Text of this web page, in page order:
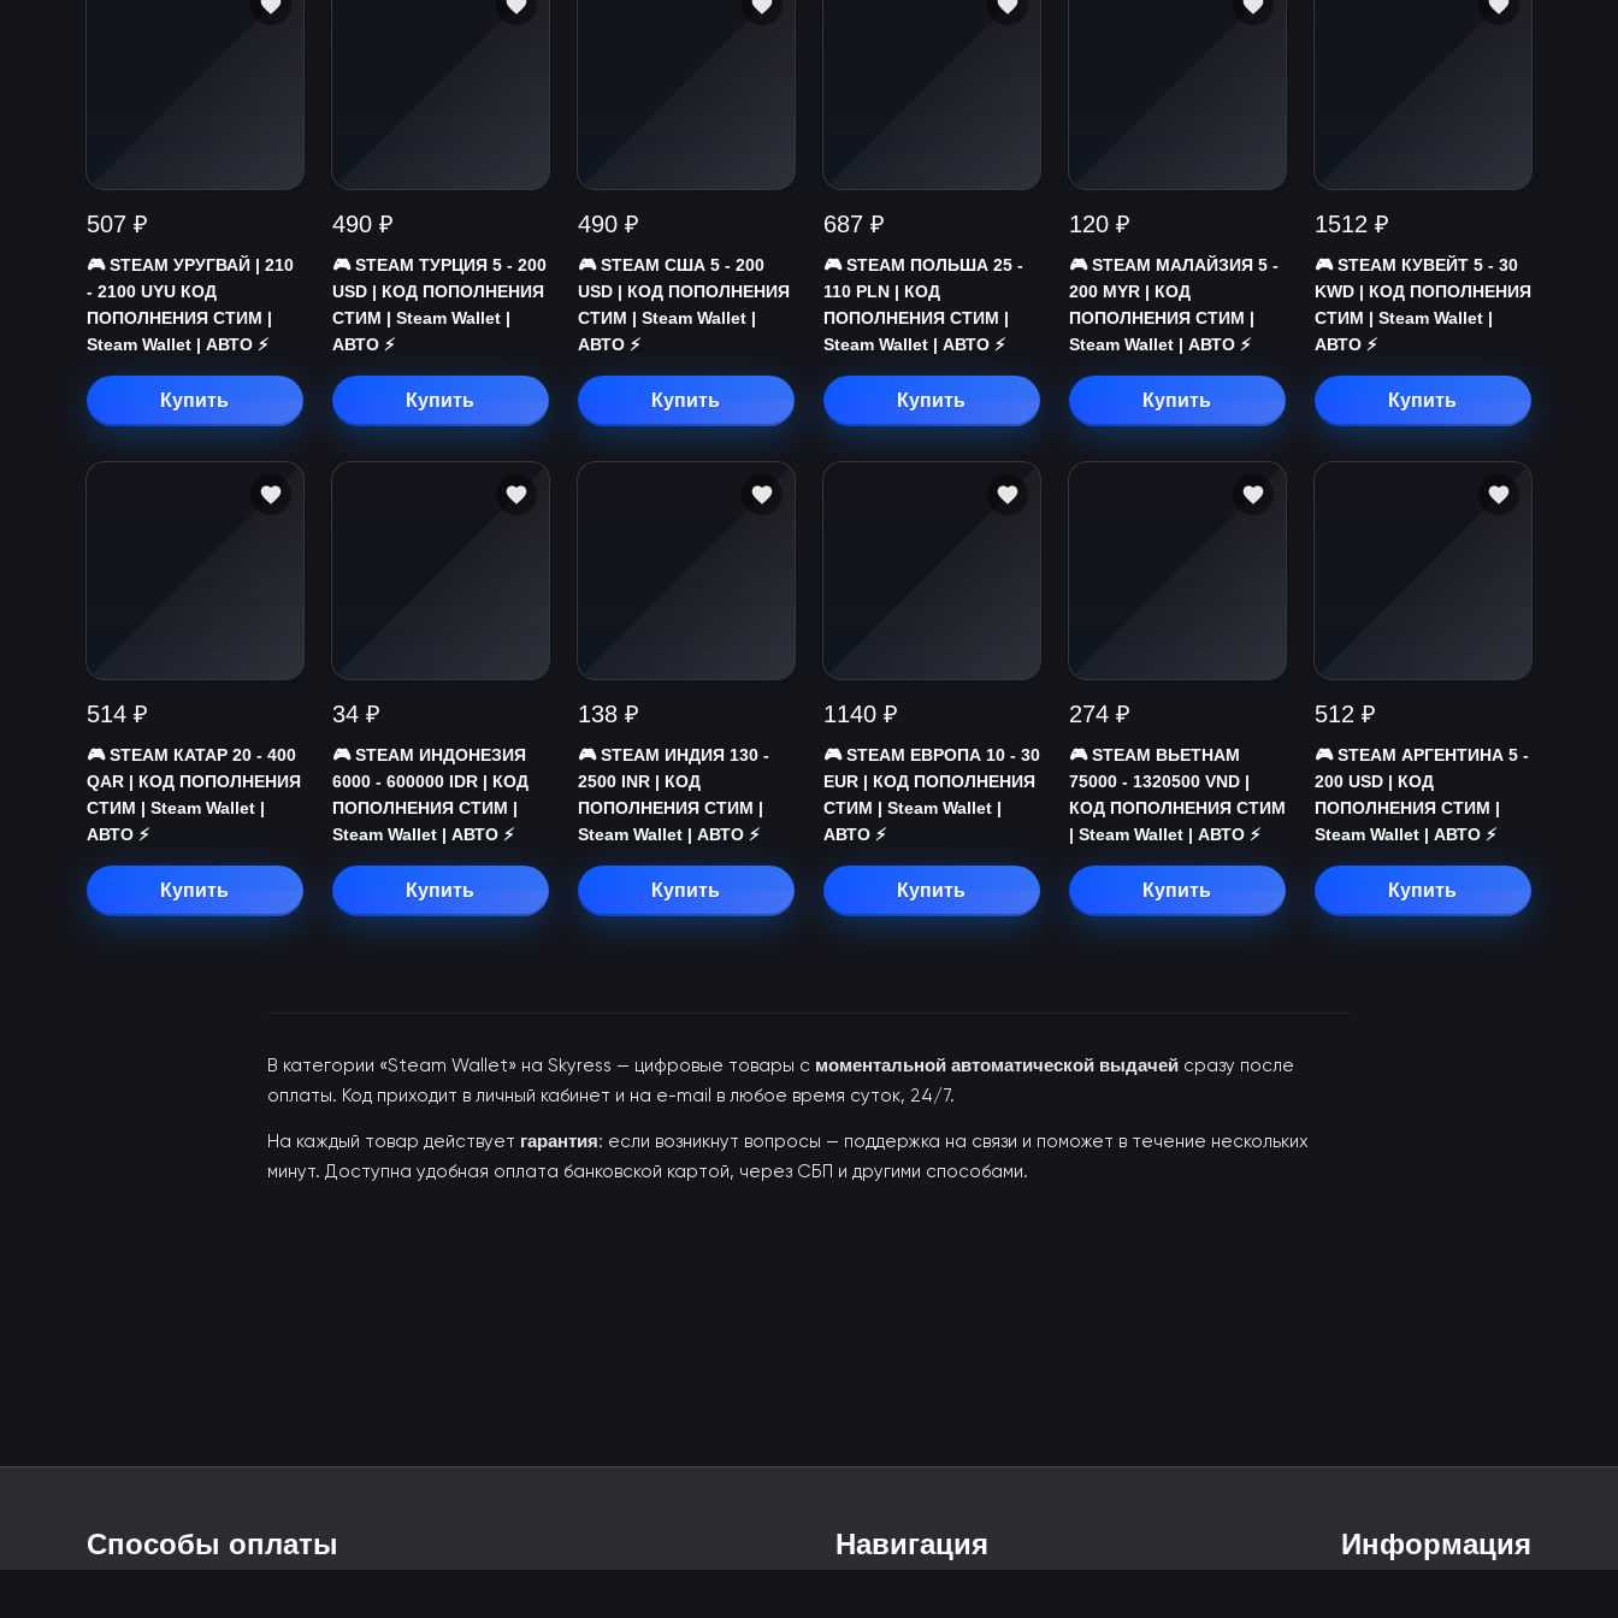
507 ₽
🎮 STEAM УРУГВАЙ | 210
- 2100 UYU КОД
ПОПОЛНЕНИЯ СТИМ |
Steam Wallet | АВТО ⚡
Купить
490 ₽
🎮 STEAM ТУРЦИЯ 5 - 200
USD | КОД ПОПОЛНЕНИЯ
СТИМ | Steam Wallet |
АВТО ⚡
Купить
490 ₽
🎮 STEAM США 5 - 200
USD | КОД ПОПОЛНЕНИЯ
СТИМ | Steam Wallet |
АВТО ⚡
Купить
687 ₽
🎮 STEAM ПОЛЬША 25 -
110 PLN | КОД
ПОПОЛНЕНИЯ СТИМ |
Steam Wallet | АВТО ⚡
Купить
120 ₽
🎮 STEAM МАЛАЙЗИЯ 5 -
200 MYR | КОД
ПОПОЛНЕНИЯ СТИМ |
Steam Wallet | АВТО ⚡
Купить
1512 ₽
🎮 STEAM КУВЕЙТ 5 - 30
KWD | КОД ПОПОЛНЕНИЯ
СТИМ | Steam Wallet |
АВТО ⚡
Купить
514 ₽
🎮 STEAM КАТАР 20 - 400
QAR | КОД ПОПОЛНЕНИЯ
СТИМ | Steam Wallet |
АВТО ⚡
Купить
34 ₽
🎮 STEAM ИНДОНЕЗИЯ
6000 - 600000 IDR | КОД
ПОПОЛНЕНИЯ СТИМ |
Steam Wallet | АВТО ⚡
Купить
138 ₽
🎮 STEAM ИНДИЯ 130 -
2500 INR | КОД
ПОПОЛНЕНИЯ СТИМ |
Steam Wallet | АВТО ⚡
Купить
1140 ₽
🎮 STEAM ЕВРОПА 10 - 30
EUR | КОД ПОПОЛНЕНИЯ
СТИМ | Steam Wallet |
АВТО ⚡
Купить
274 ₽
🎮 STEAM ВЬЕТНАМ
75000 - 1320500 VND |
КОД ПОПОЛНЕНИЯ СТИМ
| Steam Wallet | АВТО ⚡
Купить
512 ₽
🎮 STEAM АРГЕНТИНА 5 -
200 USD | КОД
ПОПОЛНЕНИЯ СТИМ |
Steam Wallet | АВТО ⚡
Купить
В категории «Steam Wallet» на Skyress — цифровые товары с моментальной автоматической выдачей сразу после
оплаты. Код приходит в личный кабинет и на e-mail в любое время суток, 24/7.
На каждый товар действует гарантия: если возникнут вопросы — поддержка на связи и поможет в течение нескольких
минут. Доступна удобная оплата банковской картой, через СБП и другими способами.
Способы оплаты Навигация Информация